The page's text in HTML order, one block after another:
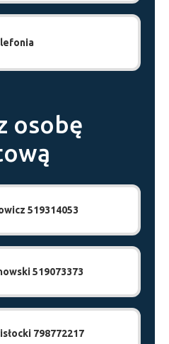
osobę
519314053
519073373
798772217